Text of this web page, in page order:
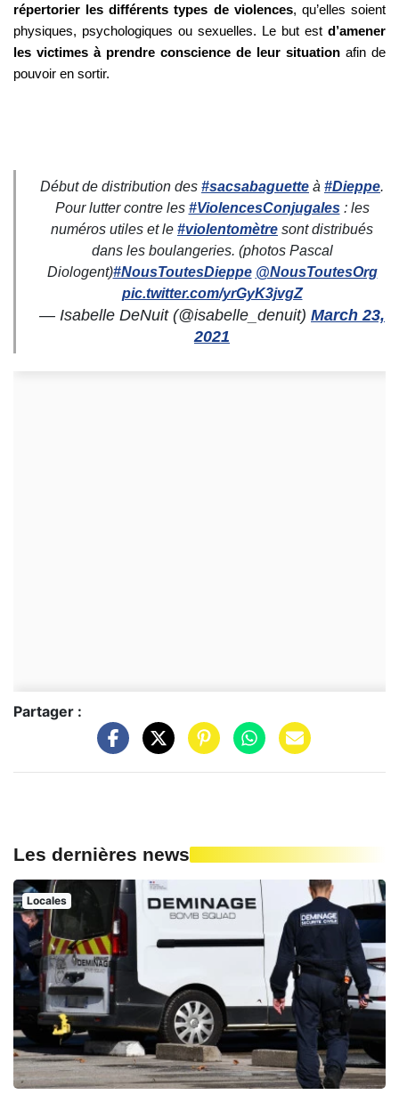
répertorier les différents types de violences, qu’elles soient
physiques, psychologiques ou sexuelles. Le but est d’amener
les victimes à prendre conscience de leur situation afin de
pouvoir en sortir.
Début de distribution des #sacsabaguette à #Dieppe.
Pour lutter contre les #ViolencesConjugales: les
numéros utiles et le #violentomètre sont distribués
dans les boulangeries. (photos Pascal
Diologent)#NousToutesDieppe @NousToutesOrg
pic.twitter.com/yrGyK3jvgZ
— Isabelle DeNuit (@isabelle_denuit) March 23,
2021
Partager :
Les dernières news
Locales